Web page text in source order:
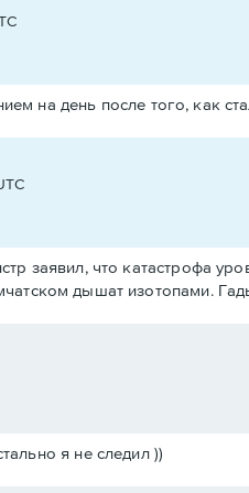
на день после того, как
заявил, что катастрофа
дышат изотопами.
я не следил ))